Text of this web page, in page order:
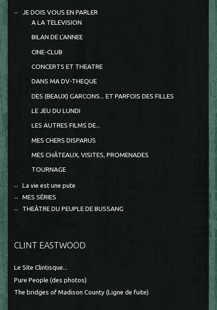
JE DOIS VOUS EN PARLER
A LA TELEVISION
BILAN DE L'ANNEE
CINE-CLUB
CONCERTS ET THEATRE
DANS MA DV-THEQUE
DES (BEAUX) GARCONS... ET PARFOIS DES FILLES
LE JEU DU LUNDI
LES AUTRES FILMS DE...
MES CHERS DISPARUS
MES CHÂTEAUX, VISITES, PROMENADES
TOURNAGE
La vie est une pute
MES SÉRIES
THEÂTRE DU PEUPLE DE BUSSANG
CLINT EASTWOOD
Le Site Clintisque...
Pure People (des photos)
The bridges of Madison County (Ligne de fuite)